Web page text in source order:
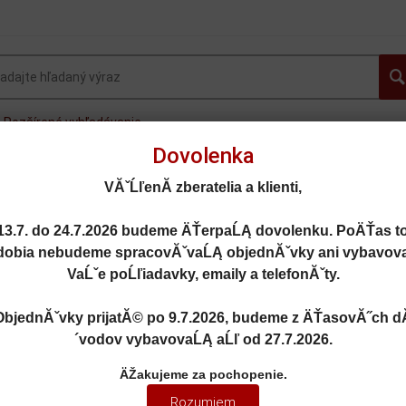
Rozšírené vyhľadávanie
AUTOGALLERY.sk OSOBNÉ AUTÁ
MOTORKY LIETADLÁ DOPLNKY ZĽAVY A
ACS2 SPORT TORONTO RED 2023 - GT Spirit - GT505
ACS2 SPORT TORONTO
Dovolenka
VĂˇĹľenĂ­ zberatelia a klienti,
do 24.7.2026 budeme ÄŤerpaĹĄ dovolenku. PoÄŤas
nebudeme spracovĂˇvaĹĄ objednĂˇvky ani
VaĹˇe poĹľiadavky, emaily a telefonĂˇty.
prijatĂ© po 9.7.2026, budeme z ÄŤasovĂ˝ch
´vodov vybavovaĹĄ aĹľ od 27.7.2026.
ÄŽakujeme za pochopenie.
Rozumiem